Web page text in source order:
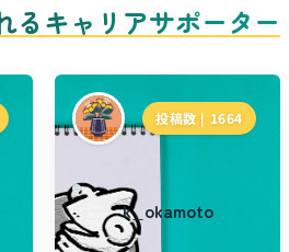
るキャリアサポーター
投稿数 | 1664
k_okamoto